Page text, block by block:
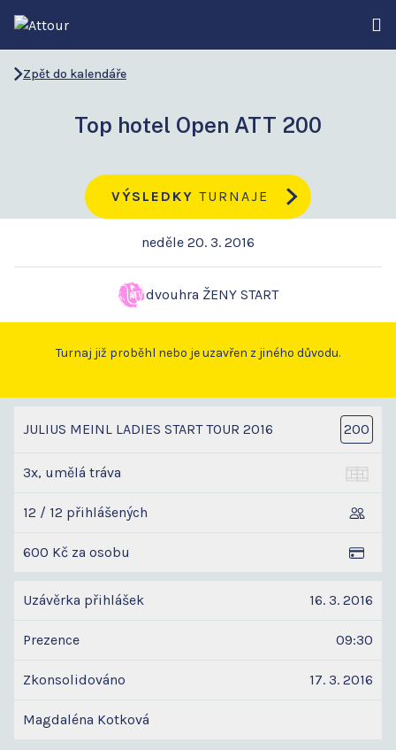
Zpět do kalendáře
Top hotel Open ATT 200
VÝSLEDKY TURNAJE
neděle 20. 3. 2016
dvouhra ŽENY START
Turnaj již proběhl nebo je uzavřen z jiného důvodu.
JULIUS MEINL LADIES START TOUR 2016 200
3x, umělá tráva
12 / 12 přihlášených
600 Kč za osobu
Uzávěrka přihlášek 16. 3. 2016
Prezence 09:30
Zkonsolidováno 17. 3. 2016
Magdaléna Kotková